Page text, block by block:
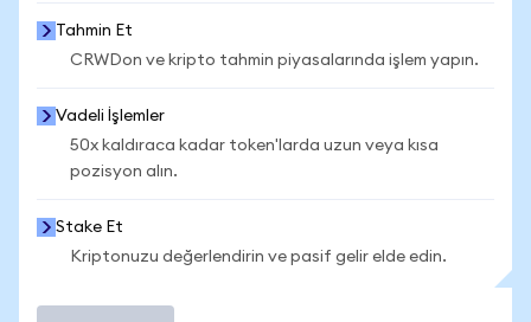
Tahmin Et
CRWDon ve kripto tahmin piyasalarında işlem yapın.
Vadeli İşlemler
50x kaldıraca kadar token'larda uzun veya kısa
pozisyon alın.
Stake Et
Kriptonuzu değerlendirin ve pasif gelir elde edin.